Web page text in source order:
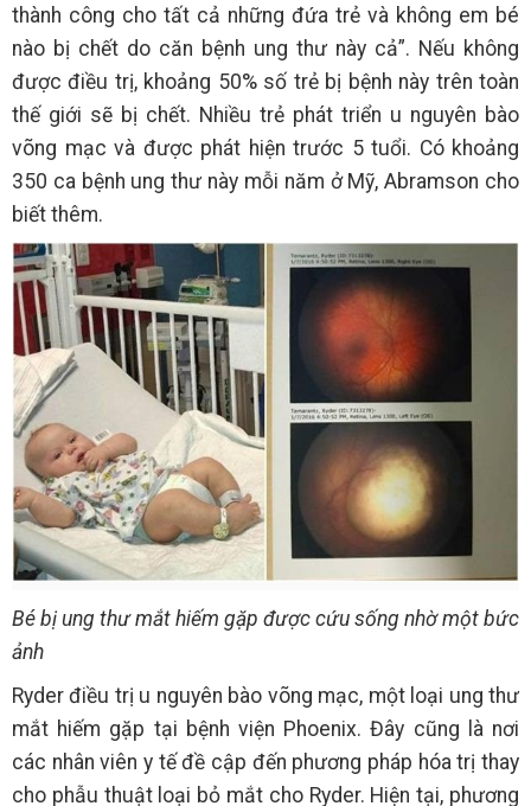
thành công cho tất cả những đứa trẻ và không em bé
nào bị chết do căn bệnh ung thư này cả”. Nếu không
được điều trị, khoảng 50% số trẻ bị bệnh này trên toàn
thế giới sẽ bị chết. Nhiều trẻ phát triển u nguyên bào
võng mạc và được phát hiện trước 5 tuổi. Có khoảng
350 ca bệnh ung thư này mỗi năm ở Mỹ, Abramson cho
biết thêm.
Bé bị ung thư mắt hiếm gặp được cứu sống nhờ một bức
ảnh
Ryder điều trị u nguyên bào võng mạc, một loại ung thư
mắt hiếm gặp tại bệnh viện Phoenix. Đây cũng là nơi
các nhân viên y tế đề cập đến phương pháp hóa trị thay
cho phẫu thuật loại bỏ mắt cho Ryder. Hiện tại, phương